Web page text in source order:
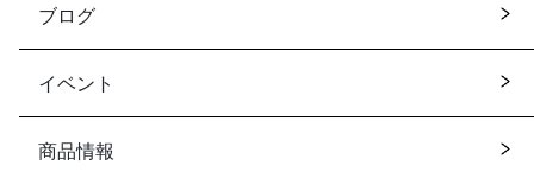
ブログ
イベント
商品情報